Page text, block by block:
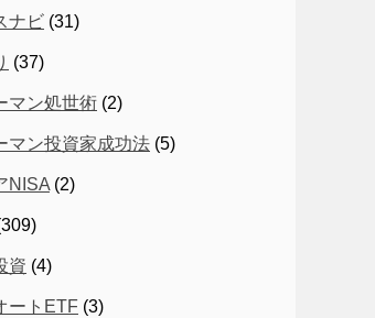
ナビ (31)
(37)
マン処世術 (2)
マン投資家成功法 (5)
NISA (2)
資 (4)
ートETF (3)